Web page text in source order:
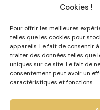
Cookies !
Pour offrir les meilleures
telles que les cookies pour
appareils. Le fait de consentir
traiter des données telles que
uniques sur ce site. Le fait de
consentement peut avoir un
caractéristiques et fonctions.
Contact
Mon compte
FAQ
Livraison